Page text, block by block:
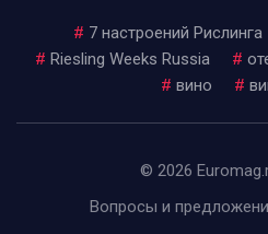
# 7 настроений Рислинга
# Riesling Weeks Russia #
# вино #
© 2026
Вопросы и